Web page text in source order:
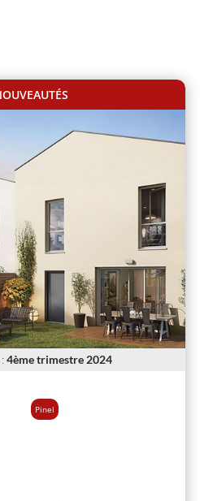
:4ème trimestre 2024
Pinel